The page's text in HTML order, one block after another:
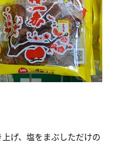
げ、塩をまぶしただけの